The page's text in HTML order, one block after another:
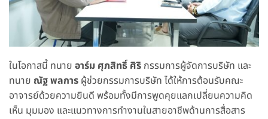
ในโอกาสนี้ ทนาย อาร์ม ศุภสิทธิ์ ศิริ กรรมการผู้จัดการบริษัท และ
ทนาย ณัฐ พลการ ผู้ช่วยกรรมการบริษัท ได้ให้การต้อนรับคณะ
อาจารย์ด้วยความยินดี พร้อมทั้งมีการพูดคุยแลกเปลี่ยนความคิด
เห็น มุมมอง และแนวทางการทำงานในสายอาชีพด้านการสื่อสาร